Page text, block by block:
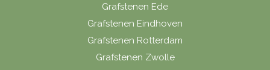
Grafstenen Ede
Grafstenen Eindhoven
Grafstenen Rotterdam
Grafstenen Zwolle